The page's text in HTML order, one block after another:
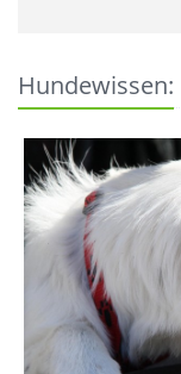
Hundewissen: